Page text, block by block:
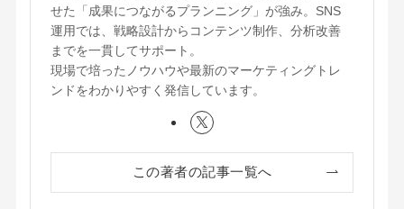
せた「成果につながるプランニング」が強み。SNS
運用では、戦略設計からコンテンツ制作、分析改善
までを一貫してサポート。
現場で培ったノウハウや最新のマーケティングトレ
ンドをわかりやすく発信しています。
この著者の記事一覧へ